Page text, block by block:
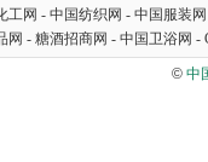
工网 - 中国纺织网 - 中国服装网
网 - 糖酒招商网 - 中国卫浴网 -
© 中